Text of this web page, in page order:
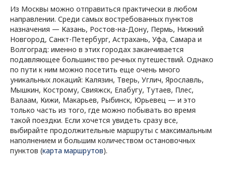
Из Москвы можно отправиться практически в любом
направлении. Среди самых востребованных пунктов
назначения — Казань, Ростов-на-Дону, Пермь, Нижний
Новгород, Санкт-Петербург, Астрахань, Уфа, Самара и
Волгоград: именно в этих городах заканчивается
подавляющее большинство речных путешествий. Однако
по пути к ним можно посетить еще очень много
уникальных локаций: Калязин, Тверь, Углич, Ярославль,
Мышкин, Кострому, Свияжск, Елабугу, Тутаев, Плес,
Валаам, Кижи, Макарьев, Рыбинск, Юрьевец — и это
только часть из того, где можно побывать во время
такой поездки. Если хочется увидеть сразу все,
выбирайте продолжительные маршруты с максимальным
наполнением и большим количеством остановочных
пунктов (карта маршрутов).